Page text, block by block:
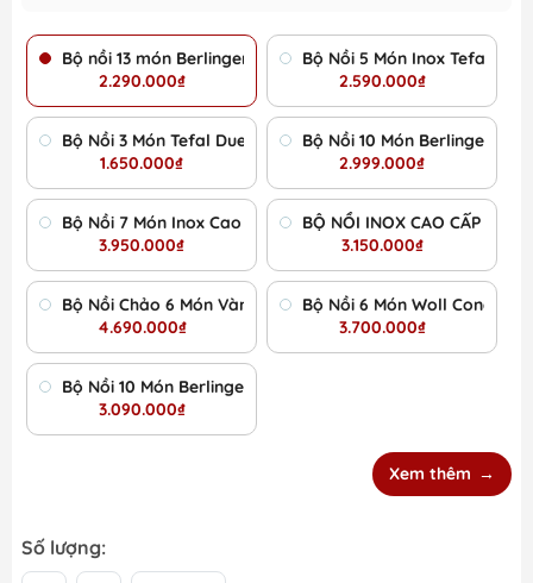
Bộ nồi 13 món Berlinger Haus - Sahara Collection
2.290.000₫
Bộ Nồi 5 Món Inox Tefal
2.590.000₫
Bộ Nồi 3 Món Tefal Duetto Plus G719S674 - Siêu Sale 2025
1.650.000₫
Bộ Nồi 10 Món Berlinger
2.999.000₫
Bộ Nồi 7 Món Inox Cao Cấp Ciwete - Siêu Sale 2026
3.950.000₫
BỘ NỒI INOX CAO CẤP
3.150.000₫
Bộ Nồi Chảo 6 Món Vàng Đồng CIWETE - Siêu Sale 2026
4.690.000₫
Bộ Nồi 6 Món Woll Concept
3.700.000₫
Bộ Nồi 10 Món Berlinger Haus x FashionTV FTV-0046 -
3.090.000₫
Xem thêm
Số lượng: